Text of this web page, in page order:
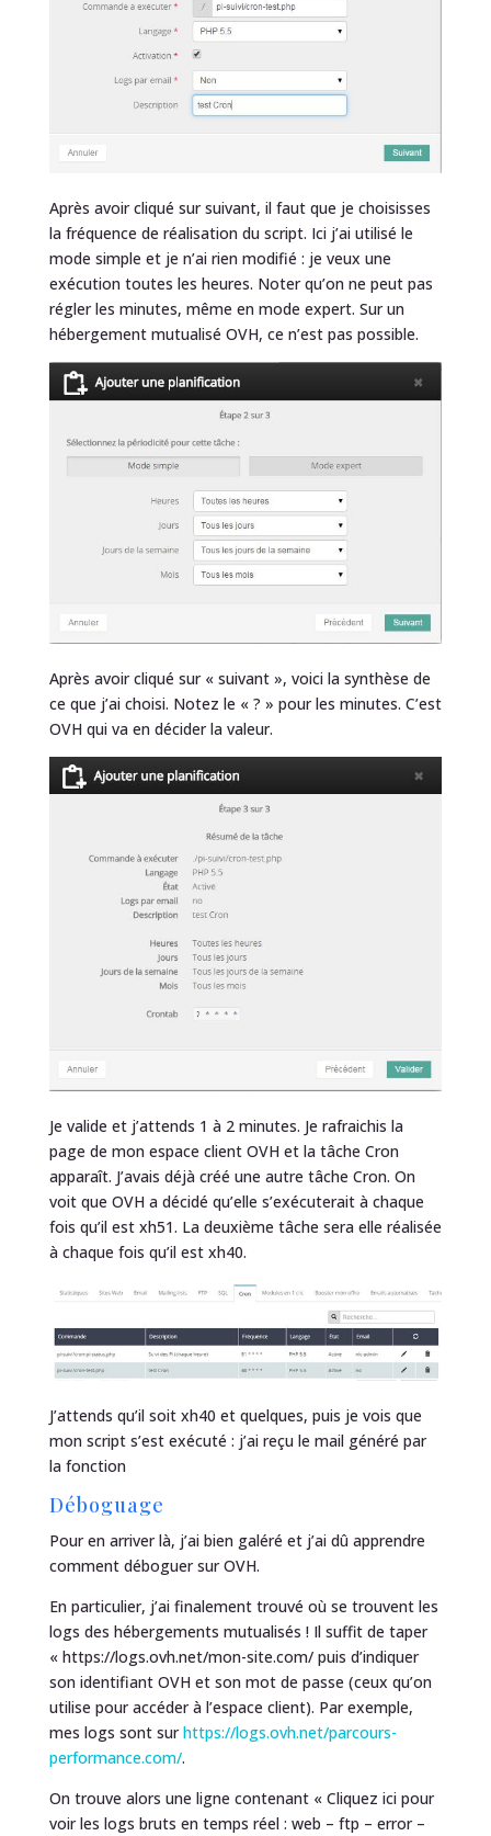
Après avoir cliqué sur suivant, il faut que je choisisses
la fréquence de réalisation du script. Ici j’ai utilisé le
mode simple et je n’ai rien modifié : je veux une
exécution toutes les heures. Noter qu’on ne peut pas
régler les minutes, même en mode expert. Sur un
hébergement mutualisé OVH, ce n’est pas possible.
Après avoir cliqué sur « suivant », voici la synthèse de
ce que j’ai choisi. Notez le « ? » pour les minutes. C’est
OVH qui va en décider la valeur.
Je valide et j’attends 1 à 2 minutes. Je rafraichis la
page de mon espace client OVH et la tâche Cron
apparaît. J’avais déjà créé une autre tâche Cron. On
voit que OVH a décidé qu’elle s’exécuterait à chaque
fois qu’il est xh51. La deuxième tâche sera elle réalisée
à chaque fois qu’il est xh40.
J’attends qu’il soit xh40 et quelques, puis je vois que
mon script s’est exécuté : j’ai reçu le mail généré par
la fonction
Déboguage
Pour en arriver là, j’ai bien galéré et j’ai dû apprendre
comment déboguer sur OVH.
En particulier, j’ai finalement trouvé où se trouvent les
logs des hébergements mutualisés ! Il suffit de taper
« https://logs.ovh.net/mon-site.com/ puis d’indiquer
son identifiant OVH et son mot de passe (ceux qu’on
utilise pour accéder à l’espace client). Par exemple,
mes logs sont surhttps://logs.ovh.net/parcours-
performance.com/.
On trouve alors une ligne contenant « Cliquez ici pour
voir les logs bruts en temps réel : web – ftp – error –